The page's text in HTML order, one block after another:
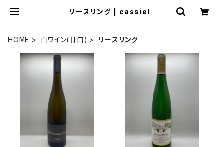
リースリング | cassiel
HOME 白ワイン(甘口) リースリング